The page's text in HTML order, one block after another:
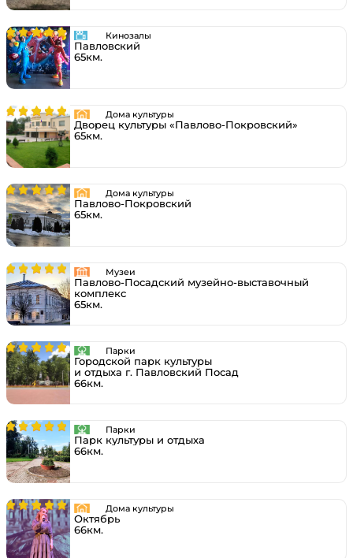
Кинозалы
Павловский
65км.
Дома культуры
Дворец культуры «Павлово-Покровский»
65км.
Дома культуры
Павлово-Покровский
65км.
Музеи
Павлово-Посадский музейно-выставочный
комплекс
65км.
Парки
Городской парк культуры
и отдыха г. Павловский Посад
66км.
Парки
Парк культуры и отдыха
66км.
Дома культуры
Октябрь
66км.